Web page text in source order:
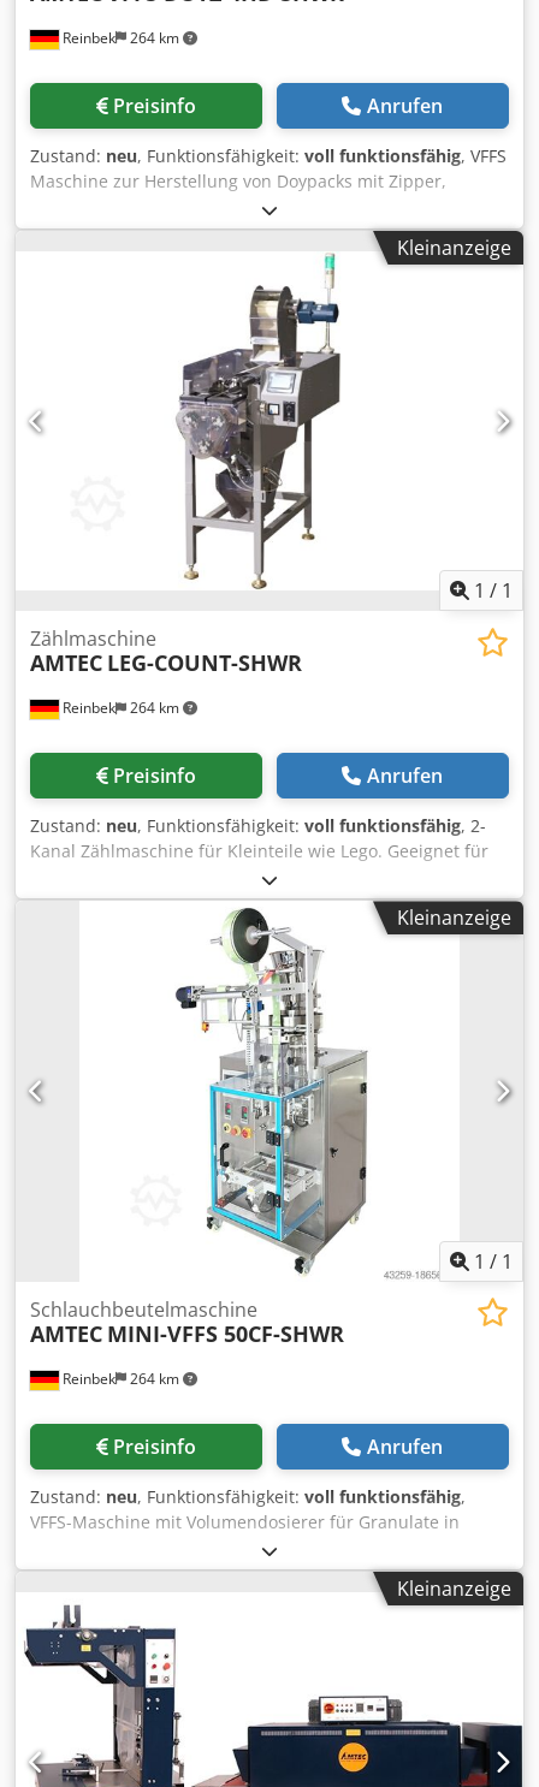
Reinbek 264 km
Preisinfo Anrufen
Zustand: neu, Funktionsfähigkeit: voll funktionsfähig, VFFS
Maschine zur Herstellung von Doypacks mit Zipper,
inklusive 4-köpfiger Linearwaage. Ausgestattet mit:
Touchscreen, SPS, Fotosensor (Druckmarkenerkennnung)
für Siegel-/Schneideposition, pneumatische Siegeleinheit
für Endsiegelung, Servomotor für Folienabzug,
Farbbanddrucker für Chargennummer, Datum, MHD.
Spezifikationen VFFS-Maschine: Max. Maschinentaktzahl im
Leerlauf: 35 Takte/Minute; 2 Formsätze für Beutelgröße: ~L
210mm & 300mm, ~B(70-300)mm; Geeignete Folienbreite:
280-720mm; Produktberührende Teile aus AISI304. Crjdpfx
Aev Hpfksh Ajf Spezifikationen Wiegeeinheit: 4 Wiegeköpfe;
Wägebereich: 50-2000g; Wiegebehältervolumen: 3L;
Produktberührende Teile aus AISI304. Neu und mit
Garantie. Sofort lieferbar ab Reinbek.
Kleinanzeige
1 / 1
Reinbek 264 km
Zählmaschine
AMTEC LEG-COUNT-SHWR
Preisinfo Anrufen
Zustand: neu, Funktionsfähigkeit: voll funktionsfähig, 2-
Kanal Zählmaschine für Kleinteile wie Lego. Geeignet für
das Zählen von Legosteinen, Bausteinen, Lebensmitteln,
Süßigkeiten und Hardware-Ersatzteilen. Max.
Geschwindigkeit: 30 Packungen/min (1-2 Stk. pro Packung).
Geeignet für Teile ab 2,5 mm (LxBxH). Hauptmerkmale:
Infrarot-Zählsensor, transparente
Materialerkennungsfunktion. Abmessungen:
L640xB1120xH1880mm. Crjdpfsv Hrlgox Ah Ajf
Kleinanzeige
1 / 1
Reinbek 264 km
Schlauchbeutelmaschine
AMTEC MINI-VFFS 50CF-SHWR
Preisinfo Anrufen
Zustand: neu, Funktionsfähigkeit: voll funktionsfähig,
VFFS-Maschine mit Volumendosierer für Granulate in
Schlauchbeutel mit Rückennaht. SPS gesteuert, Bedienung
über Touchscreen, pneumatisch angetriebene
Quersiegelung. Technische Daten: Beutelgröße: L20-
160mm & B~22,5mm; Dosierbereich: 1-100g; Max.
Maschinentaktzahl im Leerlauf: 50 Takte/Minute;
Geeignetes Folienmaterial: Verbundfolie, heißsiegelfähig;
Spannungsversorgung: 220V, 50Hz; Crodpfx Aov Hnzqsh
Asf Leistungsaufnahme: 2kW; Benötigte Druckluft: max.
0,8MPa; Druckluftverbrauch: 2m³/h; Abmessungen:
~L800xB700xH1800mm; Gewicht: ~280kg.
Kleinanzeige